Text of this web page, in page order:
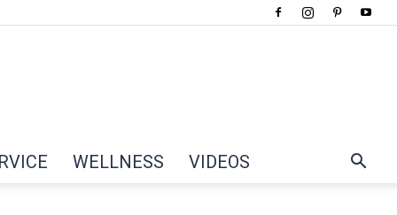
WELLNESS VIDEOS